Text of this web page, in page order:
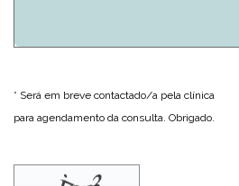
* Será em breve contactado/a pela clínica
para agendamento da consulta. Obrigado.